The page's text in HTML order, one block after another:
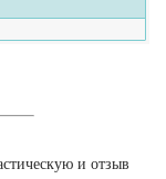
и отзыв